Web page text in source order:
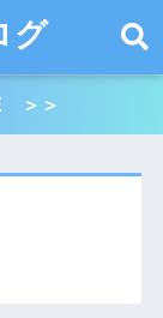
グ
＞＞